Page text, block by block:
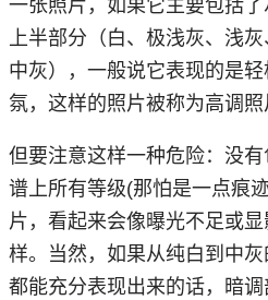
一张照片，如果它主要包括
上半部分（白、极浅灰、浅灰
中灰），一般说它表现的是
氛，这样的照片被称为高调照
但要注意这样一种危险：没
谱上所有等级(那怕是一点痕
片，看起来会像曝光不足或
样。当然，如果从纯白到中
都能充分表现出来的话，暗